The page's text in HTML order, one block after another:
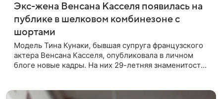
Экс-жена Венсана Касселя появилась на
публике в шелковом комбинезоне с
шортами
Модель Тина Кунаки, бывшая супруга французского
актера Венсана Касселя, опубликовала в личном
блоге новые кадры. На них 29-летняя знаменитость